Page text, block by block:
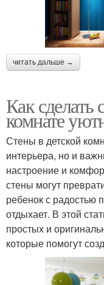
читать дальше →
Как сделать
комнате
Стены в детской
интерьера, но и
настроение и
стены могут
ребенок с радостью
отдыхает. В этой
простых и
которые помогут